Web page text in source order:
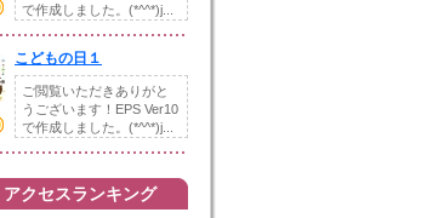
で作成しました。(*^^*)j...
こどもの日１
ご閲覧いただきありがと
うございます！EPS Ver10
で作成しました。(*^^*)j...
アクセスランキング